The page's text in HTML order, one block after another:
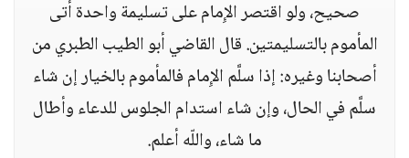
صحيح، ولو اقتصر الإِمام على تسليمة واحدة أتى
المأموم بالتسليمتين‏.‏ قال القاضي أبو الطيب الطبري من
أصحابنا وغيره‏:‏ إذا سلَّم الإِمام فالمأموم بالخيار إن شاء
سلَّم في الحال، وإن شاء استدام الجلوس للدعاء وأطال
ما شاء، واللّه أعلم‏.‏